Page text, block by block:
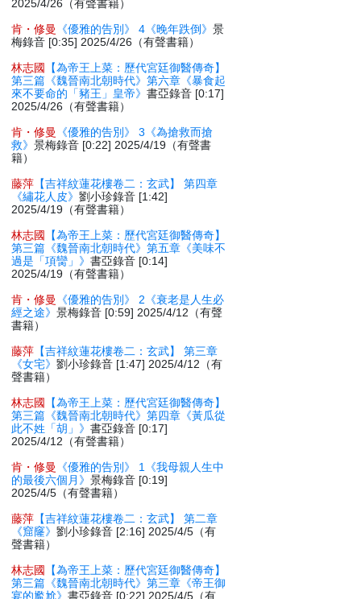
2025/4/26（有聲書籍）
肯・修曼
《優雅的告別》 4《晚年跌倒》景
梅錄音 [0:35] 2025/4/26（有聲書籍）
林志國
【為帝王上菜：歷代宮廷御醫傳奇】
第三篇《魏晉南北朝時代》第六章《暴食起
來不要命的「豬王」皇帝》書亞錄音 [0:17]
2025/4/26（有聲書籍）
肯・修曼
《優雅的告別》 3《為搶救而搶
救》景梅錄音 [0:22] 2025/4/19（有聲書
籍）
藤萍 【吉祥紋蓮花樓卷二：玄武】 第四章
《繡花人皮》劉小珍錄音 [1:42]
2025/4/19（有聲書籍）
林志國
【為帝王上菜：歷代宮廷御醫傳奇】
第三篇《魏晉南北朝時代》第五章《美味不
過是「項臠」》書亞錄音 [0:14]
2025/4/19（有聲書籍）
肯・修曼
《優雅的告別》 2《衰老是人生必
經之途》景梅錄音 [0:59] 2025/4/12（有聲
書籍）
藤萍 【吉祥紋蓮花樓卷二：玄武】 第三章
《女宅》劉小珍錄音 [1:47] 2025/4/12（有
聲書籍）
林志國
【為帝王上菜：歷代宮廷御醫傳奇】
第三篇《魏晉南北朝時代》第四章《黃瓜從
此不姓「胡」》書亞錄音 [0:17]
2025/4/12（有聲書籍）
肯・修曼
《優雅的告別》 1《我母親人生中
的最後六個月》景梅錄音 [0:19]
2025/4/5（有聲書籍）
藤萍 【吉祥紋蓮花樓卷二：玄武】 第二章
《窟窿》劉小珍錄音 [2:16] 2025/4/5（有
聲書籍）
林志國
【為帝王上菜：歷代宮廷御醫傳奇】
第三篇《魏晉南北朝時代》第三章《帝王御
宴的尷尬》書亞錄音 [0:22] 2025/4/5（有